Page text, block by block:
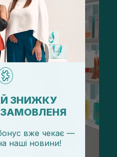
ЗНИЖКУ
вже чекає —
наші новини!